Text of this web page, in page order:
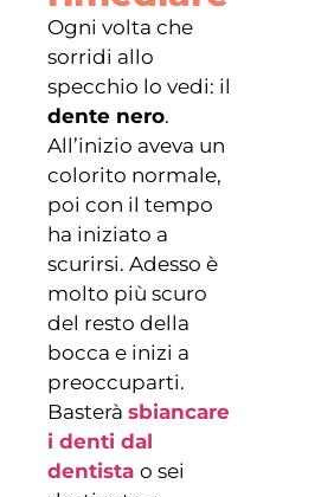
Ogni volta che
sorridi allo
specchio lo vedi: il
dente nero.
All’inizio aveva un
colorito normale,
poi con il tempo
ha iniziato a
scurirsi. Adesso è
molto più scuro
del resto della
bocca e inizi a
preoccuparti.
Basterà sbiancare
i denti dal
dentista o sei